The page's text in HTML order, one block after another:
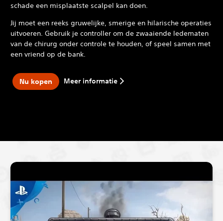
schade een misplaatste scalpel kan doen.
Jij moet een reeks gruwelijke, smerige en hilarische operaties
uitvoeren. Gebruik je controller om de zwaaiende ledematen
van de chirurg onder controle te houden, of speel samen met
een vriend op de bank.
Nu kopen Meer informatie